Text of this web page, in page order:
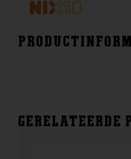
GERELATEERDE